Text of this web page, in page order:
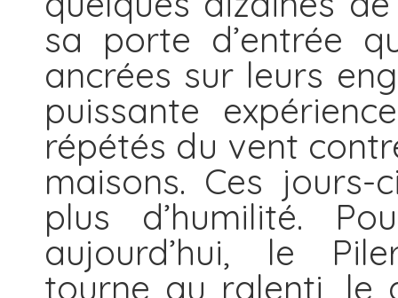
sa porte d’entrée
ancrées sur leurs
puissante
répétés du vent
maisons. Ces
plus d’humilité.
aujourd’hui, le
tourne au ralenti, le